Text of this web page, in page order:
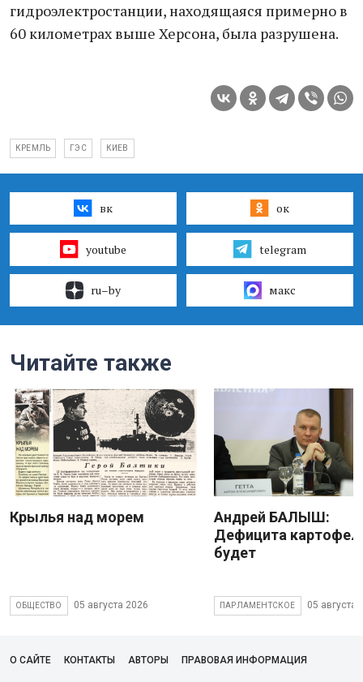
гидроэлектростанции, находящаяся примерно в
60 километрах выше Херсона, была разрушена.
КРЕМЛЬ ГЭС КИЕВ
вк ок
youtube telegram
ru–by макс
Читайте также
Крылья над морем
ОБЩЕСТВО 05 августа 2026
Андрей БАЛЫШ:
Дефицита
будет
ПАРЛАМЕНТСКОЕ 05 августа
О САЙТЕ КОНТАКТЫ АВТОРЫ ПРАВОВАЯ ИНФОРМАЦИЯ